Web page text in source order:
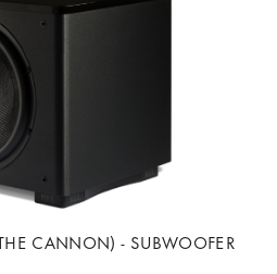
CANNON) - SUBWOOFER